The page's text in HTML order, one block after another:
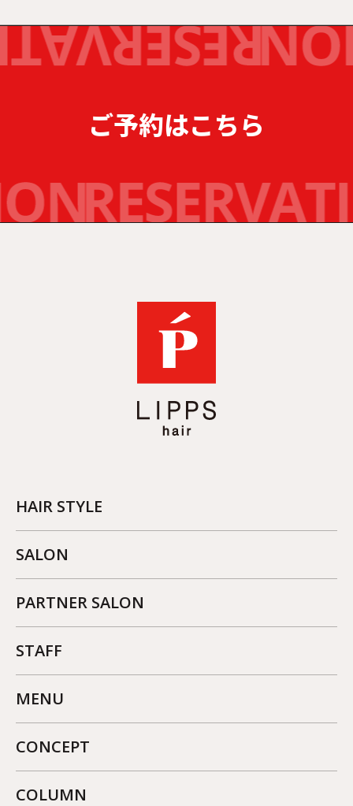
ご予約はこちら
HAIR STYLE
SALON
PARTNER SALON
STAFF
MENU
CONCEPT
COLUMN